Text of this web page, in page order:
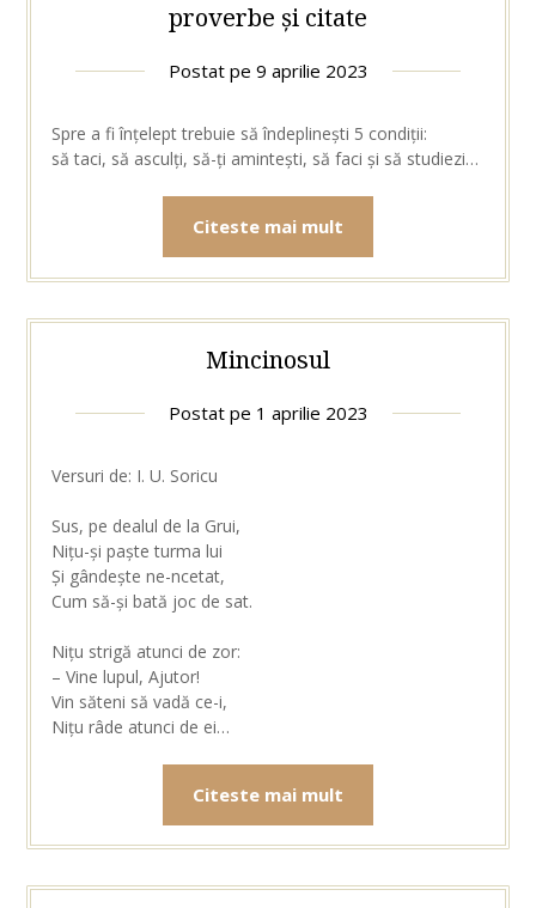
proverbe și citate
Postat pe 9 aprilie 2023
Spre a fi înțelept trebuie să îndeplinești 5 condiții:
să taci, să asculți, să-ți amintești, să faci și să studiezi…
Citeste mai mult
Mincinosul
Postat pe 1 aprilie 2023
Versuri de: I. U. Soricu
Sus, pe dealul de la Grui,
Nițu-și paște turma lui
Și gândește ne-ncetat,
Cum să-și bată joc de sat.
Nițu strigă atunci de zor:
– Vine lupul, Ajutor!
Vin săteni să vadă ce-i,
Nițu râde atunci de ei…
Citeste mai mult